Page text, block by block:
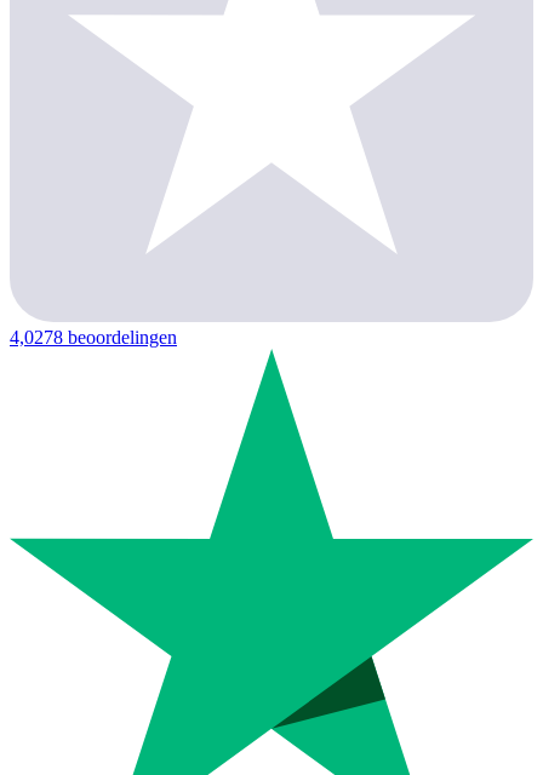
4,0278 beoordelingen